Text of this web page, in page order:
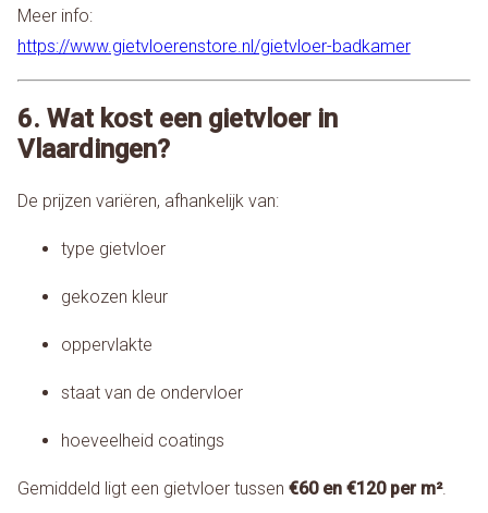
Meer info:
https://www.gietvloerenstore.nl/gietvloer-badkamer
6. Wat kost een gietvloer in
Vlaardingen?
De prijzen variëren, afhankelijk van:
type gietvloer
gekozen kleur
oppervlakte
staat van de ondervloer
hoeveelheid coatings
Gemiddeld ligt een gietvloer tussen €60 en €120 per m².